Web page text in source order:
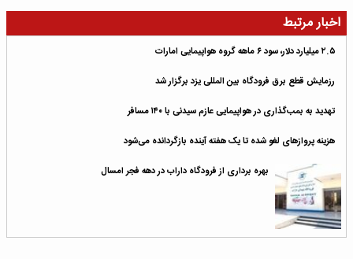
اخبار مرتبط
۲.۵ میلیارد دلار، سود ۶ ماهه گروه هواپیمایی امارات
رزمایش قطع برق فرودگاه بین المللی یزد برگزار شد
تهدید به بمب‌گذاری در هواپیمایی عازم سیدنی با ۱۴۰ مسافر
هزینه پرواز‌های لغو شده تا یک هفته آینده بازگردانده می‌شود
بهره برداری از فرودگاه داراب در دهه فجر امسال